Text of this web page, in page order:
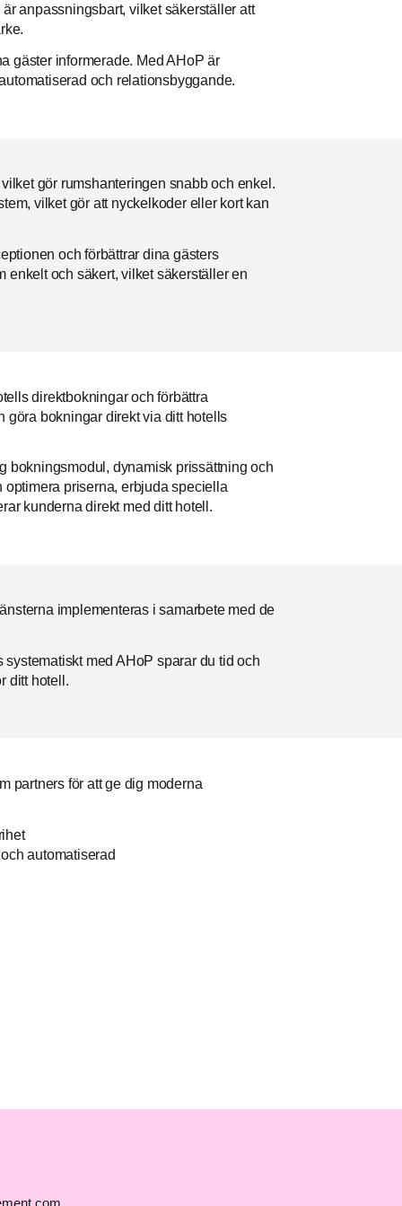
anpassningsbart, vilket säkerställer att
gäster informerade. Med AHoP är
och relationsbyggande.
gör rumshanteringen snabb och enkel.
vilket gör att nyckelkoder eller kort kan
och förbättrar dina gästers
enkelt och säkert, vilket säkerställer en
direktbokningar och förbättra
göra bokningar direkt via ditt hotells
bokningsmodul, dynamisk prissättning och
priserna, erbjuda speciella
kunderna direkt med ditt hotell.
implementeras i samarbete med de
med AHoP sparar du tid och
ditt hotell.
partners för att ge dig moderna
automatiserad